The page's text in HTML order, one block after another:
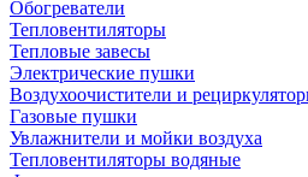
Обогреватели
Тепловентиляторы
Тепловые завесы
Электрические пушки
Воздухоочистители и
Газовые пушки
Увлажнители и мойки воздуха
Тепловентиляторы водяные